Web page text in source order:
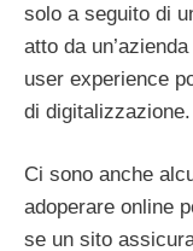
solo a seguito di
atto da
user experience
di digitalizzazione.
Ci sono anche
adoperare online
se un sito